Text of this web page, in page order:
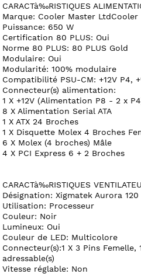
CARACTà‰RISTIQUES
Marque: Cooler Master LtdCooler
Puissance: 650 W
Certification 80 PLUS: Oui
Norme 80 PLUS: 80 PLUS Gold
Modulaire: Oui
Modularité: 100% modulaire
Compatibilité PSU-CM: +12V P4,
Connecteur(s) alimentation:
1 X +12V (Alimentation P8 - 2 x
8 X Alimentation Serial ATA
1 X ATX 24 Broches
1 X Disquette Molex 4 Broches
6 X Molex (4 broches) Mâle
4 X PCI Express 6 + 2 Broches
CARACTà‰RISTIQUES
Désignation: Xigmatek Aurora 120
Utilisation: Processeur
Couleur: Noir
Lumineux: Oui
Couleur de LED: Multicolore
Connecteur(s):1 X 3 Pins Femelle,
adressable(s)
Vitesse réglable: Non